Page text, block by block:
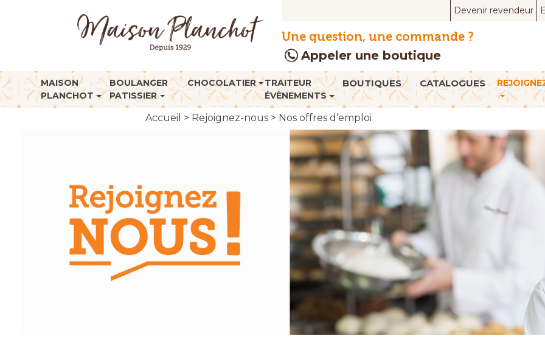
Devenir revendeur
Une question, une commande ?
Appeler une boutique
MAISON
PLANCHOT
BOULANGER
PATISSIER
CHOCOLATIER
TRAITEUR
ÉVÈNEMENTS
BOUTIQUES CATALOGUES
Accueil > Rejoignez-nous > Nos offres d’emploi